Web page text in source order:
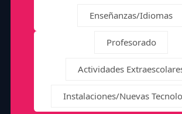
Enseñanzas/Idiomas
Profesorado
Actividades
Instalaciones/Nuevas